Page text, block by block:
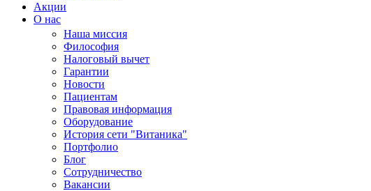
Акции
О нас
Наша миссия
Философия
Налоговый вычет
Гарантии
Новости
Пациентам
Правовая информация
Оборудование
История сети "Витаника"
Портфолио
Блог
Сотрудничество
Вакансии